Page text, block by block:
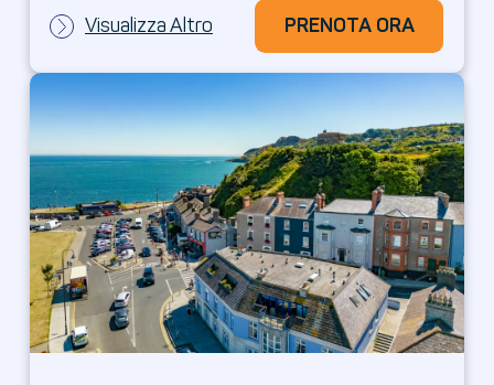
Visualizza Altro PRENOTA ORA
PRENOTA ORA